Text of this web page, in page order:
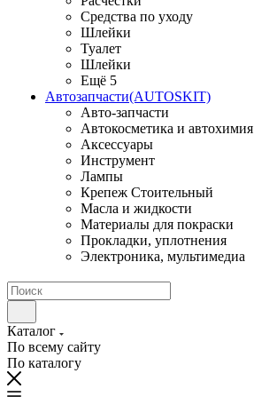
Средства по уходу
Шлейки
Туалет
Шлейки
Ещё 5
Автозапчасти(AUTOSKIT)
Авто-запчасти
Автокосметика и автохимия
Аксессуары
Инструмент
Лампы
Крепеж Стоительный
Масла и жидкости
Материалы для покраски
Прокладки, уплотнения
Электроника, мультимедиа
Каталог
По всему сайту
По каталогу